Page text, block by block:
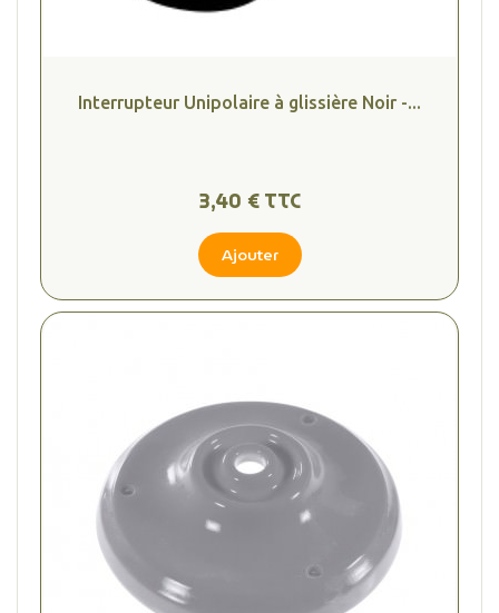
Interrupteur Unipolaire à glissière Noir -...
3,40 € TTC
Ajouter